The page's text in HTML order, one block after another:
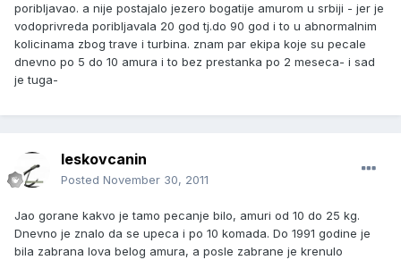
poribljavao. a nije postajalo jezero bogatije amurom u srbiji - jer je
vodoprivreda poribljavala 20 god tj.do 90 god i to u abnormalnim
kolicinama zbog trave i turbina. znam par ekipa koje su pecale
dnevno po 5 do 10 amura i to bez prestanka po 2 meseca- i sad
je tuga-
leskovcanin
Posted November 30, 2011
Jao gorane kakvo je tamo pecanje bilo, amuri od 10 do 25 kg.
Dnevno je znalo da se upeca i po 10 komada. Do 1991 godine je
bila zabrana lova belog amura, a posle zabrane je krenulo